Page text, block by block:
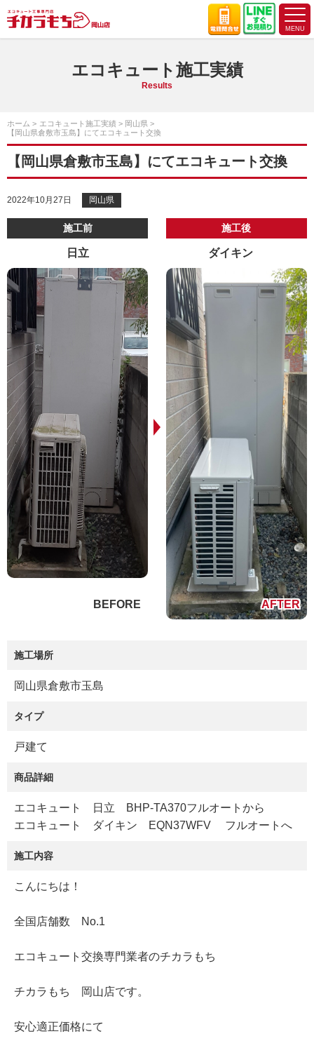
エコキュート施工実績
Results
ホーム エコキュート施工実績
岡山県
【岡山県倉敷市玉島】にてエコキュート交換
【岡山県倉敷市玉島】にてエコキュート交換
2022年10月27日 岡山県
施工前
日立
施工後
ダイキン
施工場所
岡山県倉敷市玉島
タイプ
戸建て
商品詳細
エコキュート 日立 BHP-TA370フルオートから
エコキュート ダイキン EQN37WFV フルオートへ
施工内容
こんにちは！
全国店舗数 No.1
エコキュート交換専門業者のチカラもち
チカラもち 岡山店です。
安心適正価格にて